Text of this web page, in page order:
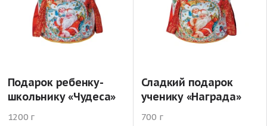
Подарок ребенку-
школьнику «Чудеса»
1200 г
Сладкий подарок
ученику «Награда»
700 г